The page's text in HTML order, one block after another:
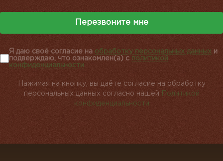
Перезвоните мне
Я даю своё согласие на обработку персональных данных и
подверждаю, что ознакомлен(а) с политикой
конфиденциальности
Нажимая на кнопку, вы даёте согласие на обработку
персональных данных согласно нашей
Политикой
конфиденциальности